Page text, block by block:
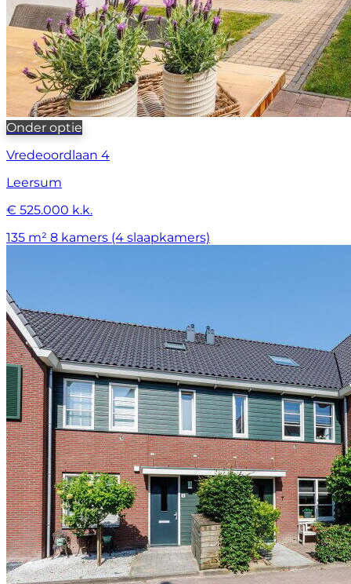
Onder optie
Vredeoordlaan 4
Leersum
€ 525.000 k.k.
135 m² 8 kamers (4 slaapkamers)